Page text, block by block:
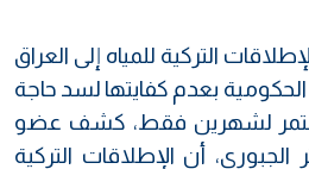
التركية للمياه إلى العراق
بعدم كفايتها لسد حاجة
لشهرين فقط، كشف عضو
الجبوري، أن الإطلاقات التركية